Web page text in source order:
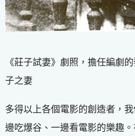
《莊子試妻》劇照，擔任編劇
子之妻
多得以上各個電影的創造者，
邊吃爆谷、一邊看電影的樂趣